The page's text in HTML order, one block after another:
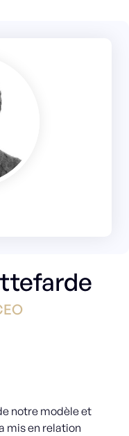
notre modèle et
mis en relation